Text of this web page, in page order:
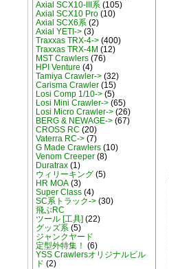
Axial SCX10-III系(105)
Axial SCX10 Pro(10)
Axial SCX6系(2)
Axial YETI->(3)
Traxxas TRX-4->(400)
Traxxas TRX-4M (12)
MST Crawlers(76)
HPI Venture (4)
Tamiya Crawler->(32)
Carisma Crawler(15)
Losi Comp 1/10->(5)
Losi Mini Crawler->(65)
Losi Micro Crawler->(26)
BERG & NEWAGE->(67)
CROSS RC (20)
Vaterra RC->(7)
G Made Crawlers(10)
Venom Creeper(8)
Duratrax(1)
ウィリーキング(5)
HR MOA(3)
Super Class(4)
SC系トラック->(30)
飛ぶRC
ツール [工具] (22)
グッズ系(5)
ジャンクヤード
定型外特集！ (6)
YSS Crawlersオリジナルビル
ド (2)